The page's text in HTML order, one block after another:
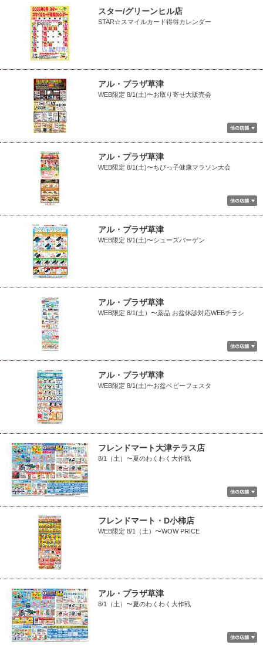
スター/グリーンヒル店
STAR☆スマイルカード得得カレンダー
アル・プラザ草津
WEB限定 8/1(土)〜お取り寄せ大販売会
アル・プラザ草津
WEB限定 8/1(土)〜ちびっ子健康マラソン大会
アル・プラザ草津
WEB限定 8/1(土)〜シューズバーゲン
アル・プラザ草津
WEB限定 8/1(土）〜薬品 お盆休診対応WEBチラシ
アル・プラザ草津
WEB限定 8/1(土)〜お盆ベビーフェスタ
フレンドマート大津テラス店
8/1（土）〜夏のわくわく大作戦
フレンドマート・D小柿店
WEB限定 8/1（土）〜WOW PRICE
アル・プラザ草津
8/1（土）〜夏のわくわく大作戦